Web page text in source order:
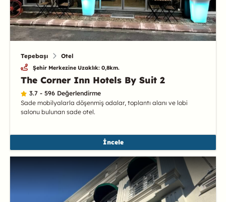
Tepebaşı Otel
Şehir Merkezine Uzaklık: 0,8km.
The Corner Inn Hotels By Suit 2
3.7 - 596 Değerlendirme
Sade mobilyalarla döşenmiş odalar, toplantı alanı ve lobi
salonu bulunan sade otel.
İncele